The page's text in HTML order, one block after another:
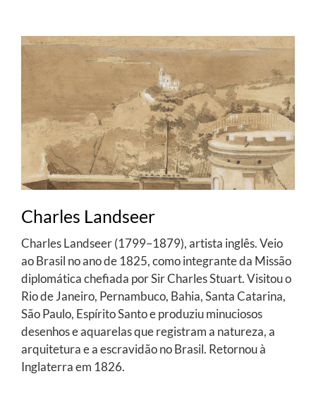
Charles Landseer
Charles Landseer (1799–1879), artista inglês. Veio
ao Brasil no ano de 1825, como integrante da Missão
diplomática chefiada por Sir Charles Stuart. Visitou o
Rio de Janeiro, Pernambuco, Bahia, Santa Catarina,
São Paulo, Espírito Santo e produziu minuciosos
desenhos e aquarelas que registram a natureza, a
arquitetura e a escravidão no Brasil. Retornou à
Inglaterra em 1826.